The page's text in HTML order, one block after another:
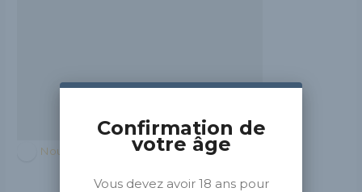
Nouvelle-Aquitaine
Confirmation de
votre âge
Vous devez avoir 18 ans pour